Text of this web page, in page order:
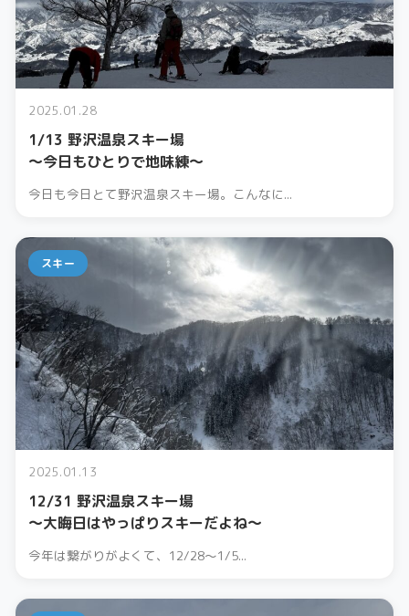
2025.01.28
1/13 野沢温泉スキー場
〜今日もひとりで地味練〜
今日も今日とて野沢温泉スキー場。こんなに...
スキー
2025.01.13
12/31 野沢温泉スキー場
〜大晦日はやっぱりスキーだよね〜
今年は繋がりがよくて、12/28〜1/5...